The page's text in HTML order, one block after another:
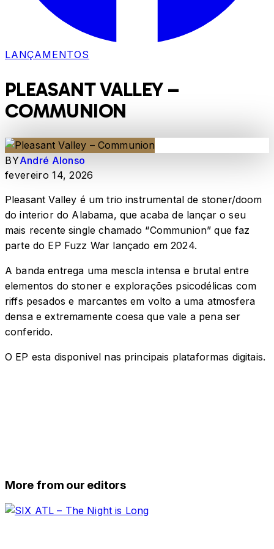
LANÇAMENTOS
PLEASANT VALLEY –
COMMUNION
BYAndré Alonso
fevereiro 14, 2026
Pleasant Valley é um trio instrumental de stoner/doom
do interior do Alabama, que acaba de lançar o seu
mais recente single chamado “Communion” que faz
parte do EP Fuzz War lançado em 2024.
A banda entrega uma mescla intensa e brutal entre
elementos do stoner e explorações psicodélicas com
riffs pesados e marcantes em volto a uma atmosfera
densa e extremamente coesa que vale a pena ser
conferido.
O EP esta disponivel nas principais plataformas digitais.
More from our editors